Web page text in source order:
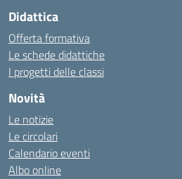
Didattica
Offerta formativa
Le schede didattiche
I progetti delle classi
Novità
Le notizie
Le circolari
Calendario eventi
Albo online